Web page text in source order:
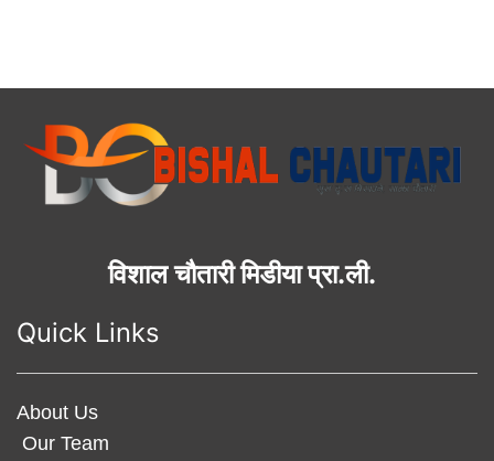
विशाल चौतारी मिडीया प्रा.ली.
Quick Links
About Us
Our Team